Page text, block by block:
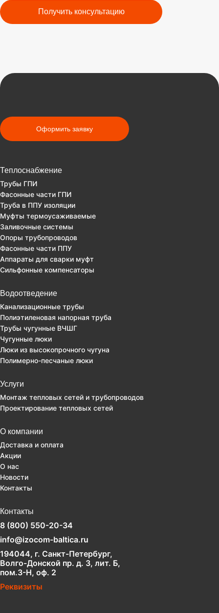
Получить консультацию
Оформить заявку
Теплоснабжение
Трубы ГПИ
Фасонные части ГПИ
Труба в ППУ изоляции
Муфты термоусаживаемые
Заливочные системы
Опоры трубопроводов
Фасонные части ППУ
Аппараты для сварки муфт
Сильфонные компенсаторы
Водоотведение
Канализационные трубы
Полиэтиленовая напорная труба
Трубы чугунные ВЧШГ
Чугунные люки
Люки из высокопрочного чугуна
Полимерно-песчаные люки
Услуги
Монтаж тепловых сетей и трубопроводов
Проектирование тепловых сетей
О компании
Доставка и оплата
Акции
О нас
Новости
Контакты
Контакты
8 (800) 550-20-34
info@izocom-baltica.ru
194044, г. Санкт-Петербург,
Волго-Донской пр. д. 3, лит. Б,
пом.3-Н, оф. 2
Реквизиты